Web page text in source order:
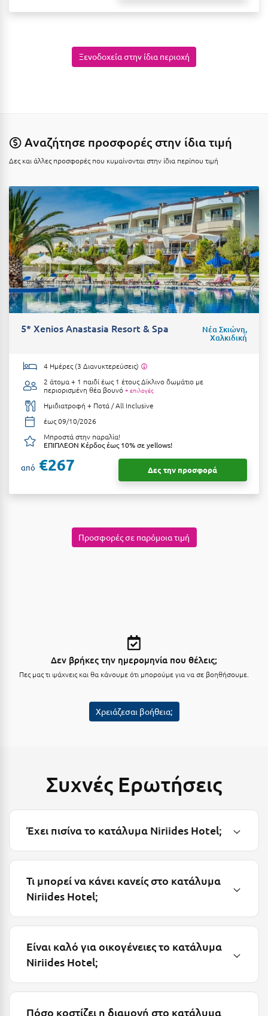
Κάρυστος
Κερατέα
Κεφαλονιά
Κοζάνη
Κοκκώνι Κορινθίας
Κομοτηνή
Κόνιτσα
Κόρινθος
Κορώνη
Κουφονήσια
Κρήτη
Κρουαζιέρες
Κύθηρα
Κυλλήνη
Λασίθι
Λίμνη Πλαστήρα
Λουτρά Υπάτης
Λουτράκι
Μάνη
Μαρώνεια
Ξενοδοχεία στην ίδια περιοχή
Αναζήτησε προσφορές στην ίδια τιμή
Δες και άλλες προσφορές που κυμαίνονται στην ίδια περίπου τιμή
5* Xenios Anastasia Resort & Spa Νέα Σκιώνη,
Χαλκιδική
4 Ημέρες (3 Διανυκτερεύσεις)
2 άτομα + 1 παιδί έως 1 έτουςΔίκλινο δωμάτιο με
περιορισμένη θέα βουνό + επιλογές
Ημιδιατροφή + Ποτά / All Inclusive
έως 09/10/2026
Μπροστά στην παραλία!
ΕΠΙΠΛΕΟΝ Κέρδος έως 10% σε yellows!
από €267 Δες την προσφορά
Προσφορές σε παρόμοια τιμή
Δεν βρήκες την ημερομηνία που θέλεις;
Πες μας τι ψάχνεις και θα κάνουμε ότι μπορούμε για να σε βοηθήσουμε.
Χρειάζεσαι βοήθεια;
Συχνές Ερωτήσεις
Έχει πισίνα το κατάλυμα Niriides Hotel;
Τι μπορεί να κάνει κανείς στο κατάλυμα
Niriides Hotel;
Είναι καλό για οικογένειες το κατάλυμα
Niriides Hotel;
Πόσο κοστίζει η διαμονή στο κατάλυμα